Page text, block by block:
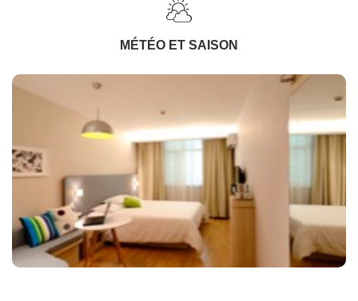
MÉTÉO ET SAISON